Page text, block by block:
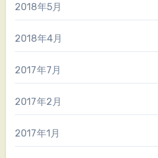
2018年5月
2018年4月
2017年7月
2017年2月
2017年1月